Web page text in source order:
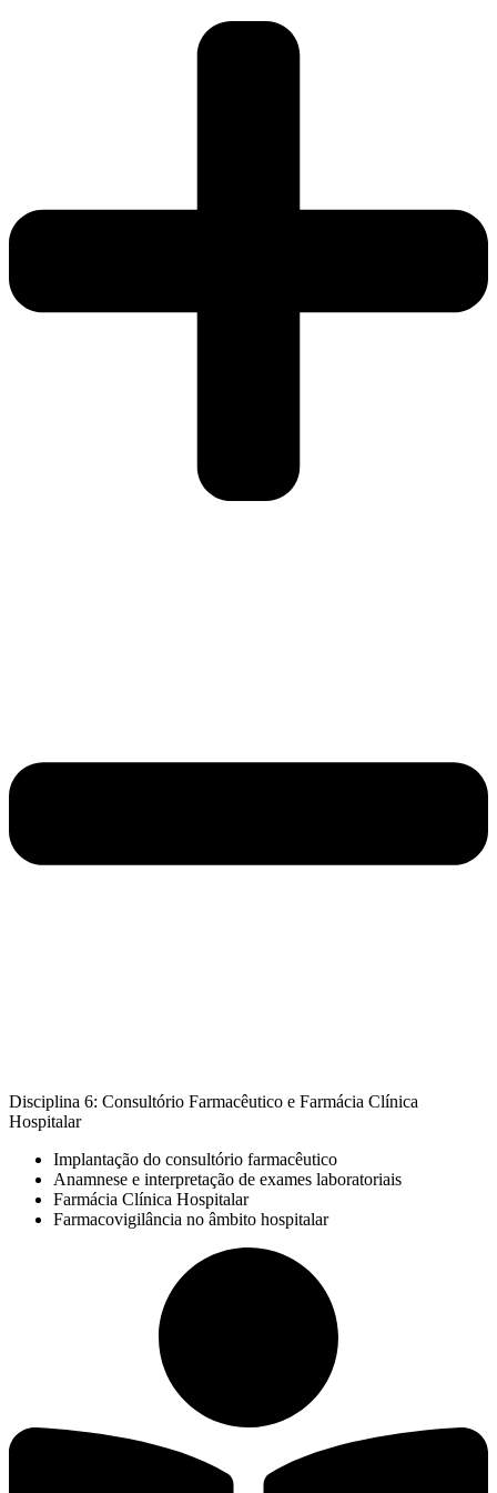
Disciplina 6: Consultório Farmacêutico e Farmácia Clínica
Hospitalar
Implantação do consultório farmacêutico
Anamnese e interpretação de exames laboratoriais
Farmácia Clínica Hospitalar
Farmacovigilância no âmbito hospitalar